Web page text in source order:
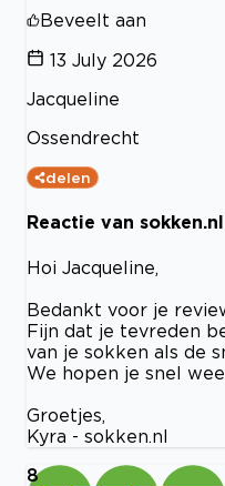
Beveelt aan
13 July 2026
Jacqueline
Ossendrecht
delen
Reactie van sokken.nl
Hoi Jacqueline,
Bedankt voor je
Fijn dat je tevreden
van je sokken als de
We hopen je snel
Groetjes,
Kyra - sokken.nl
8